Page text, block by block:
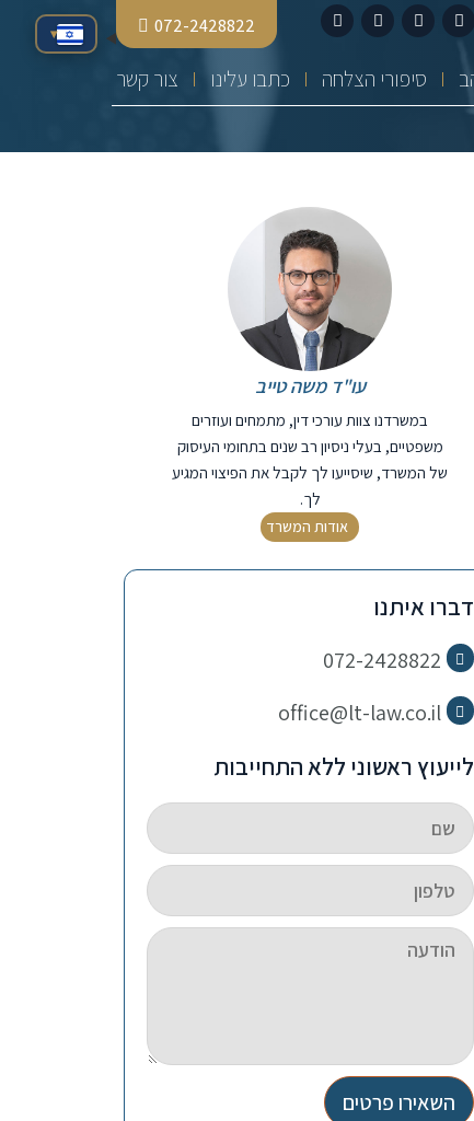
072-2428822
סיפורי הצלחה כתבו עלינו צור קשר
עו"ד משה טייב
במשרדנו צוות עורכי דין, מתמחים ועוזרים
משפטיים, בעלי ניסיון רב שנים בתחומי העיסוק
של המשרד, שיסייעו לך לקבל את הפיצוי המגיע
לך.
אודות המשרד
דברו איתנו
072-2428822
office@lt-law.co.il
לייעוץ ראשוני ללא התחייבות
השאירו פרטים
▾